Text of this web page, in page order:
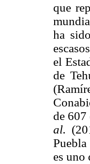
que
ha
el
de
de
al.
Puebla
es uno